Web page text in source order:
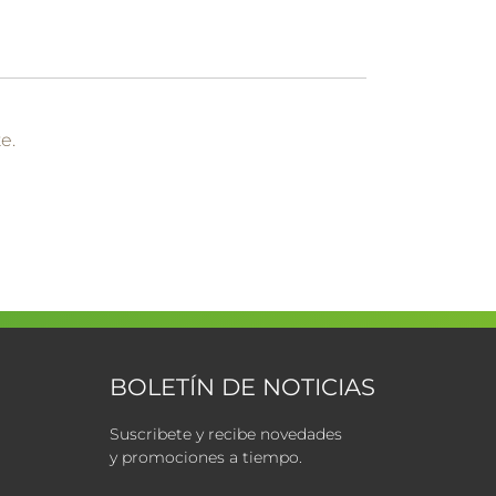
BOLETÍN DE NOTICIAS
Suscribete y recibe novedades
y promociones a tiempo.